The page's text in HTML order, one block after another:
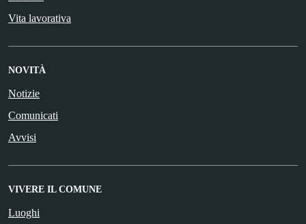
Vita lavorativa
NOVITÀ
Notizie
Comunicati
Avvisi
VIVERE IL COMUNE
Luoghi